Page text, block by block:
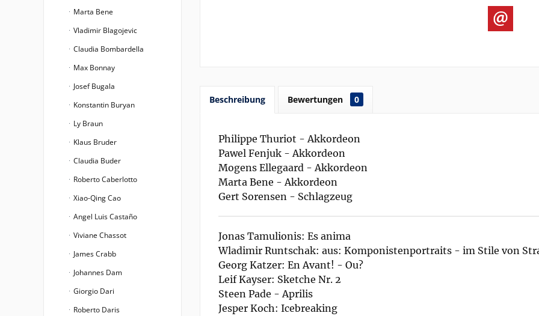
Marta Bene
Vladimir Blagojevic
Claudia Bombardella
Max Bonnay
Josef Bugala
Konstantin Buryan
Ly Braun
Klaus Bruder
Claudia Buder
Roberto Caberlotto
Xiao-Qing Cao
Angel Luis Castaño
Viviane Chassot
James Crabb
Johannes Dam
Giorgio Dari
Roberto Daris
Beschreibung Bewertungen 0
Philippe Thuriot - Akkordeon
Pawel Fenjuk - Akkordeon
Mogens Ellegaard - Akkordeon
Marta Bene - Akkordeon
Gert Sorensen - Schlagzeug
Jonas Tamulionis: Es anima
Wladimir Runtschak: aus: Komponistenportraits - im Stile von
Georg Katzer: En Avant! - Ou?
Leif Kayser: Sketche Nr. 2
Steen Pade - Aprilis
Jesper Koch: Icebreaking